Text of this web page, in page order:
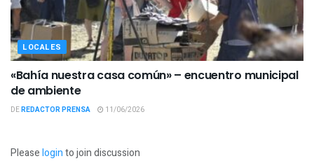
LOCALES
«Bahía nuestra casa común» – encuentro municipal
de ambiente
DEREDACTOR PRENSA 11/06/2026
Pleaseloginto join discussion